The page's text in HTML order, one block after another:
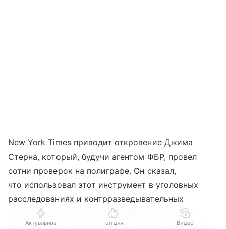
New York Times приводит откровение Джима
Стерна, который, будучи агентом ФБР, провел
сотни проверок на полиграфе. Он сказал,
что использовал этот инструмент в уголовных
расследованиях и контрразведывательных
операциях, а также при проверке кандидатов
по вопросам безопасности. Действительно, если
Актуальное Топ дня Видео